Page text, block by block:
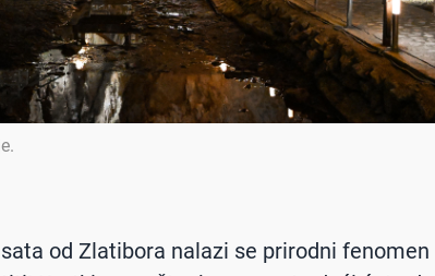
.
od Zlatibora nalazi se prirodni fenomen